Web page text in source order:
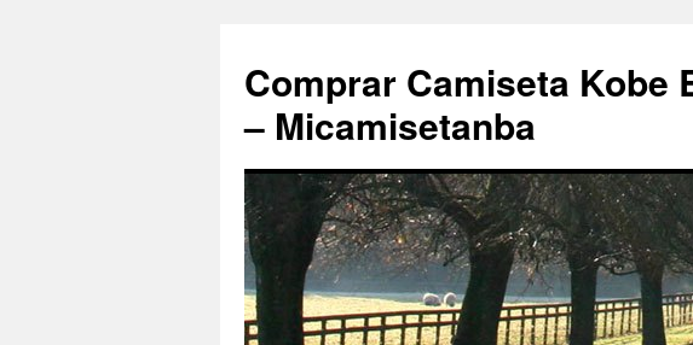
Comprar Camiseta Kobe
– Micamisetanba